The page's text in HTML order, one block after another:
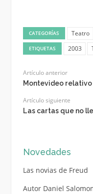
CATEGORÍAS Teatro
ETIQUETAS 2003
Artículo anterior
Montevideo relativo
Artículo siguiente
Las cartas que no
Novedades
Las novias de Freud
Autor Daniel